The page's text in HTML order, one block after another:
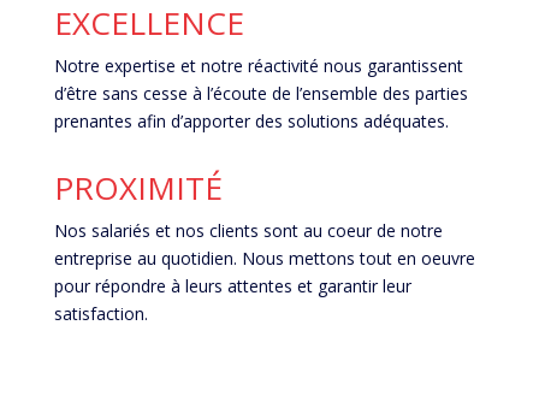
EXCELLENCE
Notre expertise et notre réactivité nous garantissent
d’être sans cesse à l’écoute de l’ensemble des parties
prenantes afin d’apporter des solutions adéquates.
PROXIMITÉ
Nos salariés et nos clients sont au coeur de notre
entreprise au quotidien. Nous mettons tout en oeuvre
pour répondre à leurs attentes et garantir leur
satisfaction.